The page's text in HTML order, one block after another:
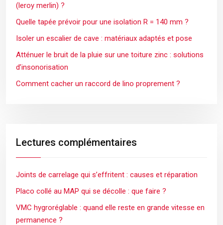
(leroy merlin) ?
Quelle tapée prévoir pour une isolation R = 140 mm ?
Isoler un escalier de cave : matériaux adaptés et pose
Atténuer le bruit de la pluie sur une toiture zinc : solutions
d’insonorisation
Comment cacher un raccord de lino proprement ?
Lectures complémentaires
Joints de carrelage qui s’effritent : causes et réparation
Placo collé au MAP qui se décolle : que faire ?
VMC hygroréglable : quand elle reste en grande vitesse en
permanence ?